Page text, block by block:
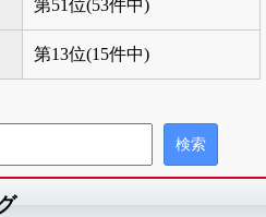
第51位(53件中)
第13位(15件中)